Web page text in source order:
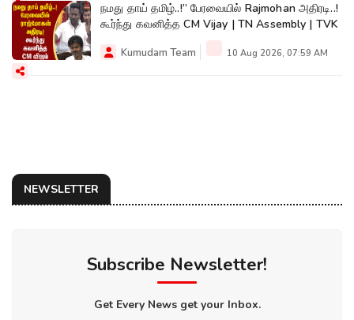
நமது தாய் தமிழ்..!” பேரவையில் Rajmohan அதிரடி..!
கூர்ந்து கவனித்த CM Vijay | TN Assembly | TVK
Kumudam Team 10 Aug 2026, 07:59 AM
NEWSLETTER
Subscribe Newsletter!
Get Every News get your Inbox.